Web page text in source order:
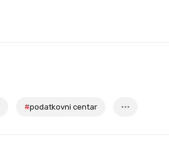
#podatkovni centar